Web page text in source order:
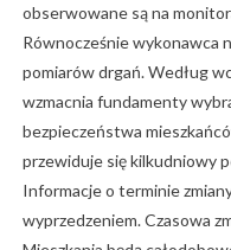
obserwowane są na
Równocześnie wykonawca
pomiarów drgań. Według
wzmacnia fundamenty
bezpieczeństwa
przewiduje się kilkudniowy
Informacje o terminie
wyprzedzeniem. Czasowa